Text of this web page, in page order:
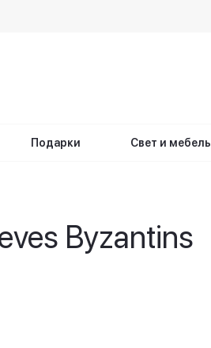
Подарки Свет и мебель
Byzantins